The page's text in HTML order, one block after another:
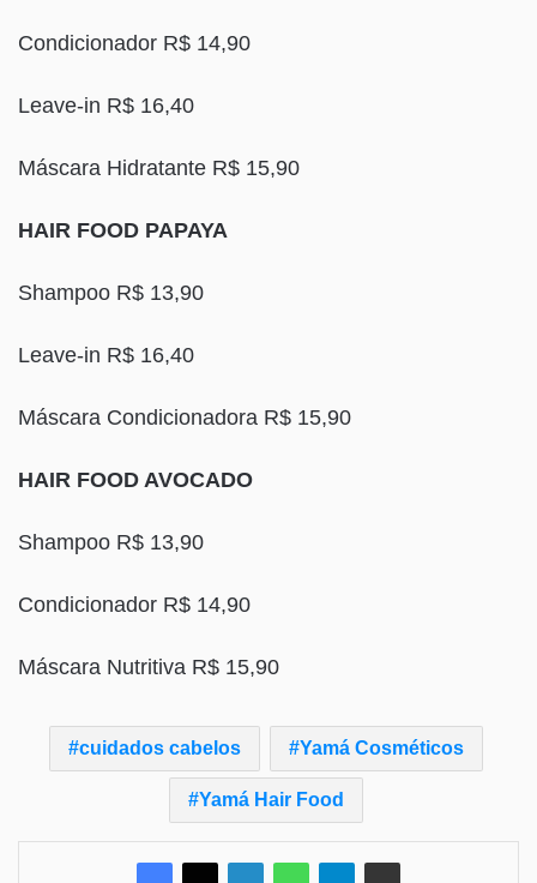
Condicionador R$ 14,90
Leave-in R$ 16,40
Máscara Hidratante R$ 15,90
HAIR FOOD PAPAYA
Shampoo R$ 13,90
Leave-in R$ 16,40
Máscara Condicionadora R$ 15,90
HAIR FOOD AVOCADO
Shampoo R$ 13,90
Condicionador R$ 14,90
Máscara Nutritiva R$ 15,90
cuidados cabelos Yamá Cosméticos
Yamá Hair Food